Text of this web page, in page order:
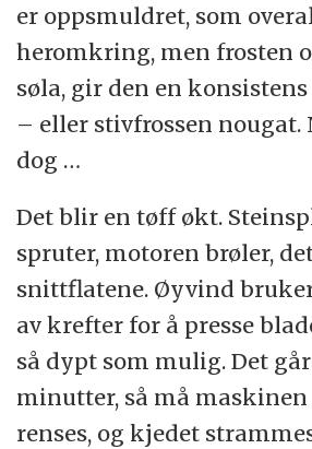
er oppsmuldret, som
heromkring, men frosten
søla, gir den en
– eller stivfrossen nougat.
dog …
Det blir en tøff økt.
spruter, motoren brøler,
snittflatene. Øyvind
av krefter for å presse
så dypt som mulig. Det
minutter, så må maskinen
renses, og kjedet